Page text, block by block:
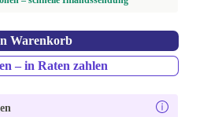
Warenkorb
– in Raten zahlen